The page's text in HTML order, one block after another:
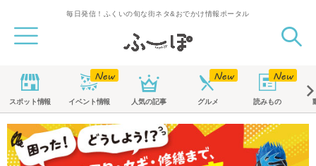
毎日発信！ふくいの旬な街ネタ&おでかけ情報ポータル
スポット情報 イベント情報 人気の記事 グルメ 読みもの